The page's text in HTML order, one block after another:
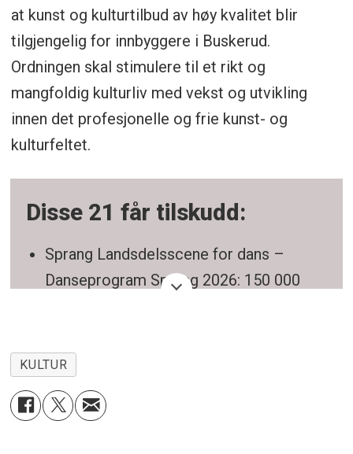
at kunst og kulturtilbud av høy kvalitet blir
tilgjengelig for innbyggere i Buskerud.
Ordningen skal stimulere til et rikt og
mangfoldig kulturliv med vekst og utvikling
innen det profesjonelle og frie kunst- og
kulturfeltet.
Disse 21 får tilskudd:
Sprang Landsdelsscene for dans –
Danseprogram Sprang 2026: 150 000
000 kroner
Elvekompaniet – Byen Under Bakken:
150 000 kroner
KULTUR